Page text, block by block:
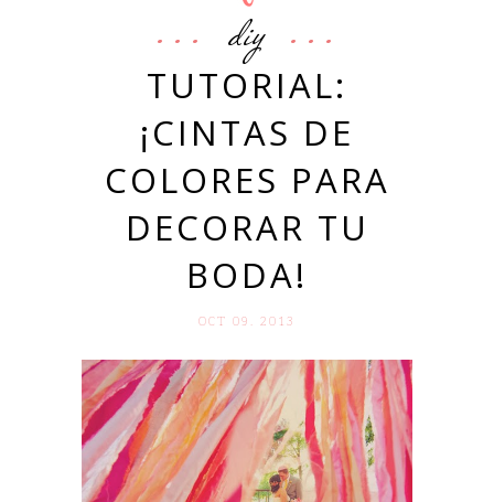
diy
TUTORIAL:
¡CINTAS DE
COLORES PARA
DECORAR TU
BODA!
OCT 09. 2013